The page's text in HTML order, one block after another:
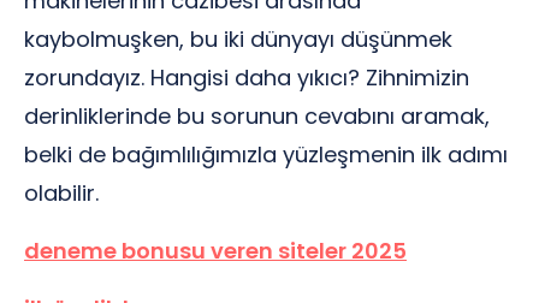
kaybolmuşken, bu iki dünyayı düşünmek
zorundayız. Hangisi daha yıkıcı? Zihnimizin
derinliklerinde bu sorunun cevabını aramak,
belki de bağımlılığımızla yüzleşmenin ilk adımı
olabilir.
deneme bonusu veren siteler 2025